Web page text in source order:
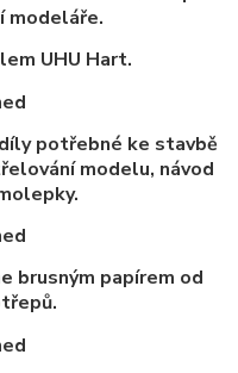
modeláře.
UHU Hart.
potřebné ke stavbě
modelu, návod
brusným papírem od